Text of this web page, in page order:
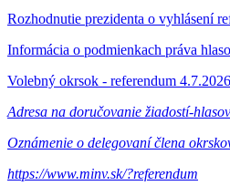
Rozhodnutie prezidenta o vyhlásení
Informácia o podmienkach práva
Volebný okrsok - referendum 4.7.2026
Adresa na doručovanie žiadostí-
Oznámenie o delegovaní člena
https://www.minv.sk/?referendum